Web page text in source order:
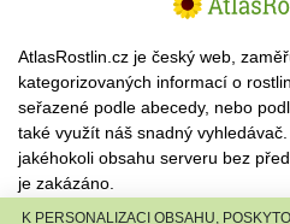
AtlasRostlin.cz je český web,
kategorizovaných informací o
seřazené podle abecedy, nebo
také využít náš snadný
jakéhokoli obsahu serveru bez
je zakázáno.
K PERSONALIZACI OBSAHU,